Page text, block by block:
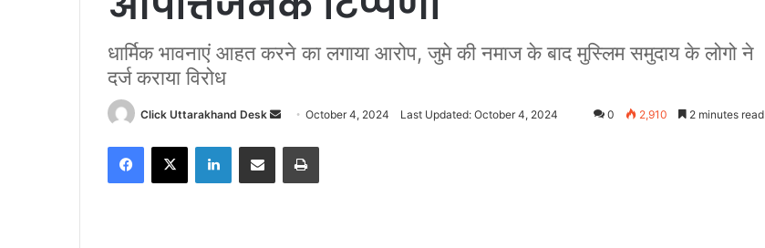
धार्मिक भावनाएं आहत करने का लगाया आरोप, जुमे की नमाज के बाद मुस्लिम समुदाय के लोगो ने
दर्ज कराया विरोध
Click Uttarakhand Desk
d
October 4, 2024 Last Updated: October 4, 2024 0 2,910 2 minutes read